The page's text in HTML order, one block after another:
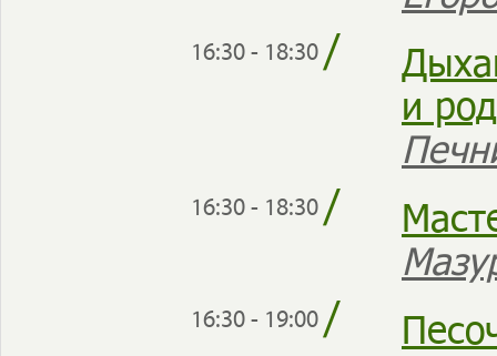
16:30 - 18:30/
и
16:30 - 18:30/
16:30 - 19:00/